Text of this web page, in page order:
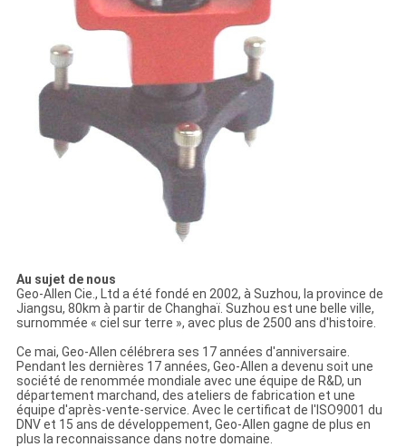
Au sujet de nous
Geo-Allen Cie., Ltd a été fondé en 2002, à Suzhou, la province de
Jiangsu, 80km à partir de Changhaï. Suzhou est une belle ville,
surnommée « ciel sur terre », avec plus de 2500 ans d'histoire.
Ce mai, Geo-Allen célébrera ses 17 années d'anniversaire.
Pendant les dernières 17 années, Geo-Allen a devenu soit une
société de renommée mondiale avec une équipe de R&D, un
département marchand, des ateliers de fabrication et une
équipe d'après-vente-service. Avec le certificat de l'ISO9001 du
DNV et 15 ans de développement, Geo-Allen gagne de plus en
plus la reconnaissance dans notre domaine.